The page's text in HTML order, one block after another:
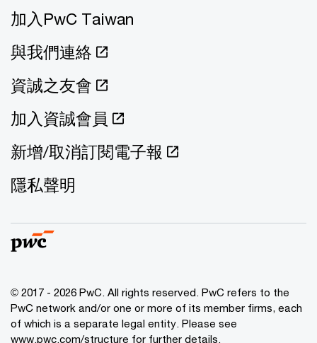
加入PwC Taiwan
與我們連絡
資誠之友會
加入資誠會員
新增/取消訂閱電子報
隱私聲明
© 2017 - 2026 PwC. All rights reserved. PwC refers to the
PwC network and/or one or more of its member firms, each
of which is a separate legal entity. Please see
www.pwc.com/structure for further details.